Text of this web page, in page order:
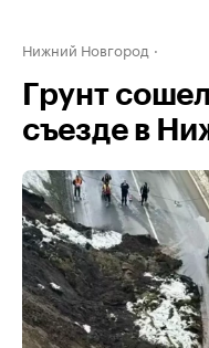
Нижний Новгород
Грунт
съезде в